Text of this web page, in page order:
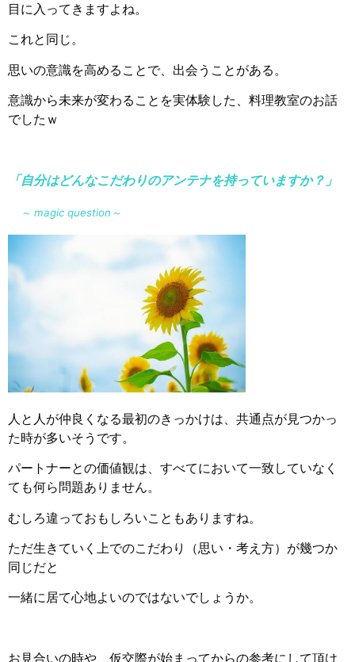
目に入ってきますよね。
これと同じ。
思いの意識を高めることで、出会うことがある。
意識から未来が変わることを実体験した、料理教室のお話
でしたｗ
「自分はどんなこだわりのアンテナを持っていますか？」
～ magic question～
人と人が仲良くなる最初のきっかけは、共通点が見つかっ
た時が多いそうです。
パートナーとの価値観は、すべてにおいて一致していなく
ても何ら問題ありません。
むしろ違っておもしろいこともありますね。
ただ生きていく上でのこだわり（思い・考え方）が幾つか
同じだと
一緒に居て心地よいのではないでしょうか。
お見合いの時や、仮交際が始まってからの参考にして頂け